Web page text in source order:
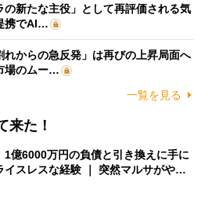
の新たな主役」として再評価される気
携でAI…
れからの急反発」は再びの上昇局面へ
場のムー…
一覧を見る
来た！
1億6000万円の負債と引き換えに手に
イスレスな経験 ｜ 突然マルサがや…